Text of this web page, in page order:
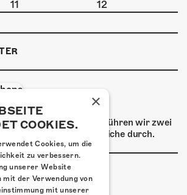
Graffiti! Im September führen wir zwei
für Kinder und Jugendliche durch.
×
COOKIES.
Cookies, um die
zu verbessern.
unserer Website
der Verwendung von
mit unserer